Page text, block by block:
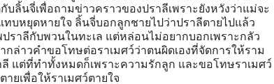
บลิ้นจี่เพื่อถามข่าวคราวของปราลีเพราะยังหวังว่าแม่จะ
บหยุดหายใจ ลิ้นจี่บอกลูกชายไปว่าปราลีตายไปแล้ว
ราลีกับพวนในทะเล แต่หล่อนไม่อยากบอกเพราะกลัว
กล่าวคำขอโทษต่อราเมศว์ว่าตนผิดเองที่จัดการให้ราม
ลี แต่ที่ทำทั้งหมดก็เพราะความรักลูก และขอโทษราเมศว์
ยเพื่อให้ราเมศว์ตายใจ